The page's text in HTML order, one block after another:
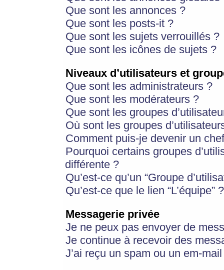
Que sont les annonces ?
Que sont les posts-it ?
Que sont les sujets verrouillés ?
Que sont les icônes de sujets ?
Niveaux d’utilisateurs et
Que sont les administrateurs ?
Que sont les modérateurs ?
Que sont les groupes
Où sont les groupes
Comment puis-je devenir un
Pourquoi certains groupes
différente ?
Qu’est-ce qu’un “Groupe
Qu’est-ce que le lien “L’équipe” ?
Messagerie privée
Je ne peux pas envoyer de
Je continue à recevoir des
J’ai reçu un spam ou un em-